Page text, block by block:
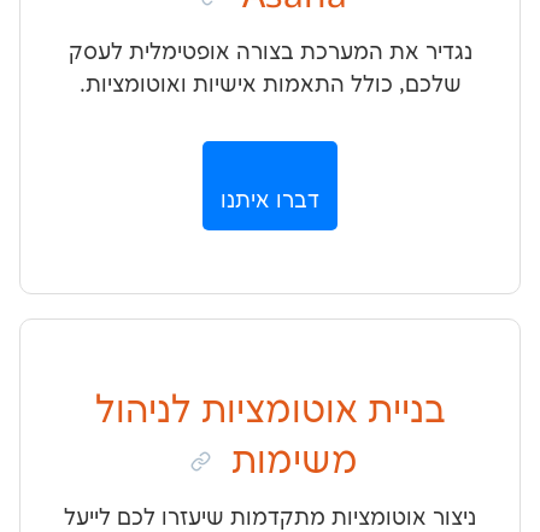
את המערכת בצורה אופטימלית לעסק
כולל התאמות אישיות ואוטומציות.
אוטומציות לניהול
משימות
מתקדמות שיעזרו לכם לייעל